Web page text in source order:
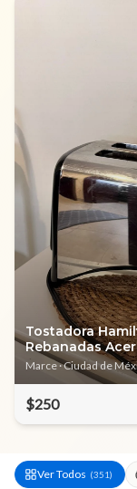
Tostadora
Rebanadas
Marce· Ciudad de
$250
Ver Todos (351)